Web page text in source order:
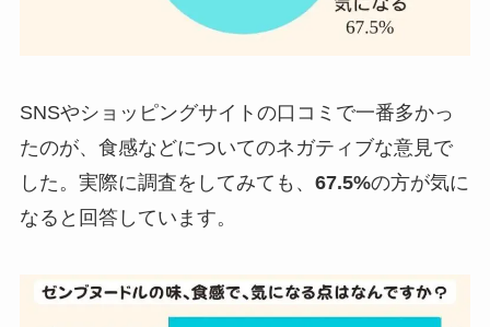
SNSやショッピングサイトの口コミで一番多かっ
たのが、食感などについてのネガティブな意見で
した。実際に調査をしてみても、 67.5%の方が気に
なると回答しています。